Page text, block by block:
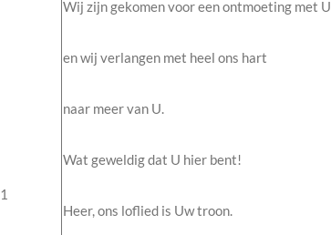
1
Wij zijn gekomen voor een ontmoeting met U
en wij verlangen met heel ons hart
naar meer van U.
Wat geweldig dat U hier bent!
Heer, ons loflied is Uw troon.